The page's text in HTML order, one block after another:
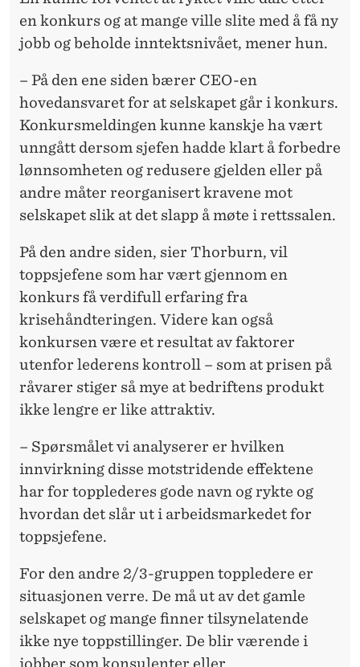
en konkurs og at mange ville slite med å få ny
jobb og beholde inntektsnivået, mener hun.
– På den ene siden bærer CEO-en
hovedansvaret for at selskapet går i konkurs.
Konkursmeldingen kunne kanskje ha vært
unngått dersom sjefen hadde klart å forbedre
lønnsomheten og redusere gjelden eller på
andre måter reorganisert kravene mot
selskapet slik at det slapp å møte i rettssalen.
På den andre siden, sier Thorburn, vil
toppsjefene som har vært gjennom en
konkurs få verdifull erfaring fra
krisehåndteringen. Videre kan også
konkursen være et resultat av faktorer
utenfor lederens kontroll – som at prisen på
råvarer stiger så mye at bedriftens produkt
ikke lengre er like attraktiv.
– Spørsmålet vi analyserer er hvilken
innvirkning disse motstridende effektene
har for topplederes gode navn og rykte og
hvordan det slår ut i arbeidsmarkedet for
toppsjefene.
For den andre 2/3-gruppen toppledere er
situasjonen verre. De må ut av det gamle
selskapet og mange finner tilsynelatende
ikke nye toppstillinger. De blir værende i
jobber som konsulenter eller